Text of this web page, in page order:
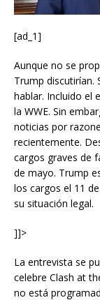
[ad_1]
Aunque no se
Trump discutirían.
hablar. Incluido el
la WWE. Sin
noticias por
recientemente.
cargos graves de
de mayo. Trump
los cargos el 11
su situación legal.
]]>
La entrevista se
celebre Clash at
no está